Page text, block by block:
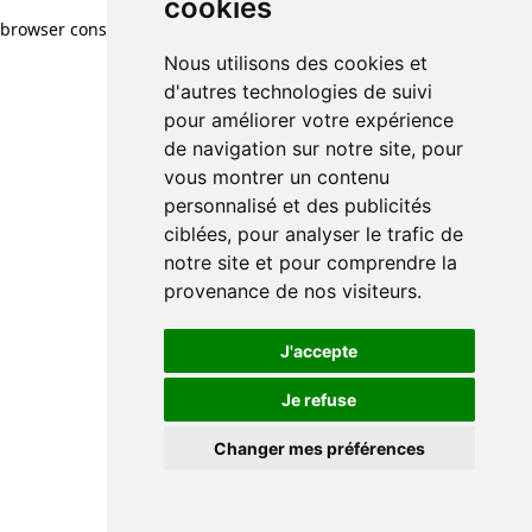
cookies
Nous utilisons des cookies et
d'autres technologies de suivi
pour améliorer votre expérience
de navigation sur notre site, pour
vous montrer un contenu
personnalisé et des publicités
ciblées, pour analyser le trafic de
notre site et pour comprendre la
provenance de nos visiteurs.
J'accepte
Je refuse
Changer mes préférences
browser console for more information)